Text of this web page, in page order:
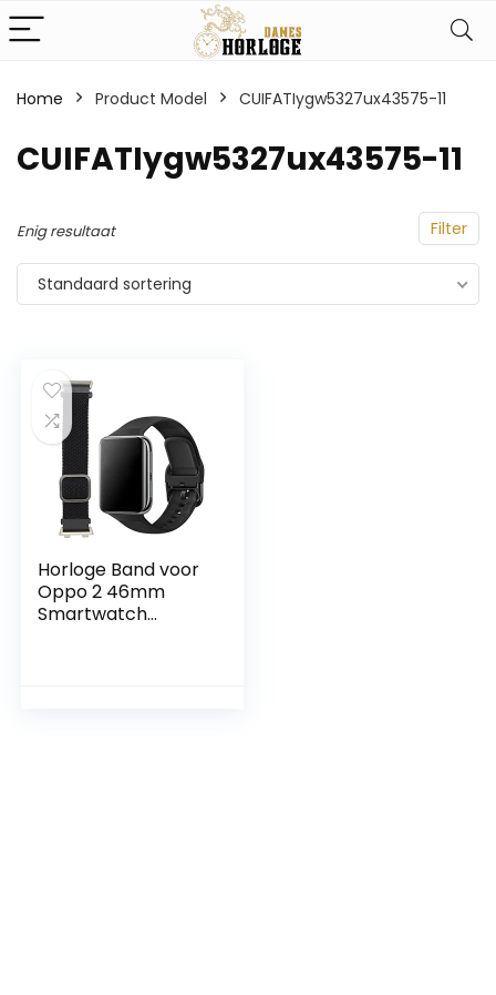
Home Product Model ‎CUIFATIygw5327ux43575-11
‎CUIFATIygw5327ux43575-11
Filter
Enig resultaat
Standaard sortering
Horloge Band voor
Oppo 2 46mm
Smartwatch